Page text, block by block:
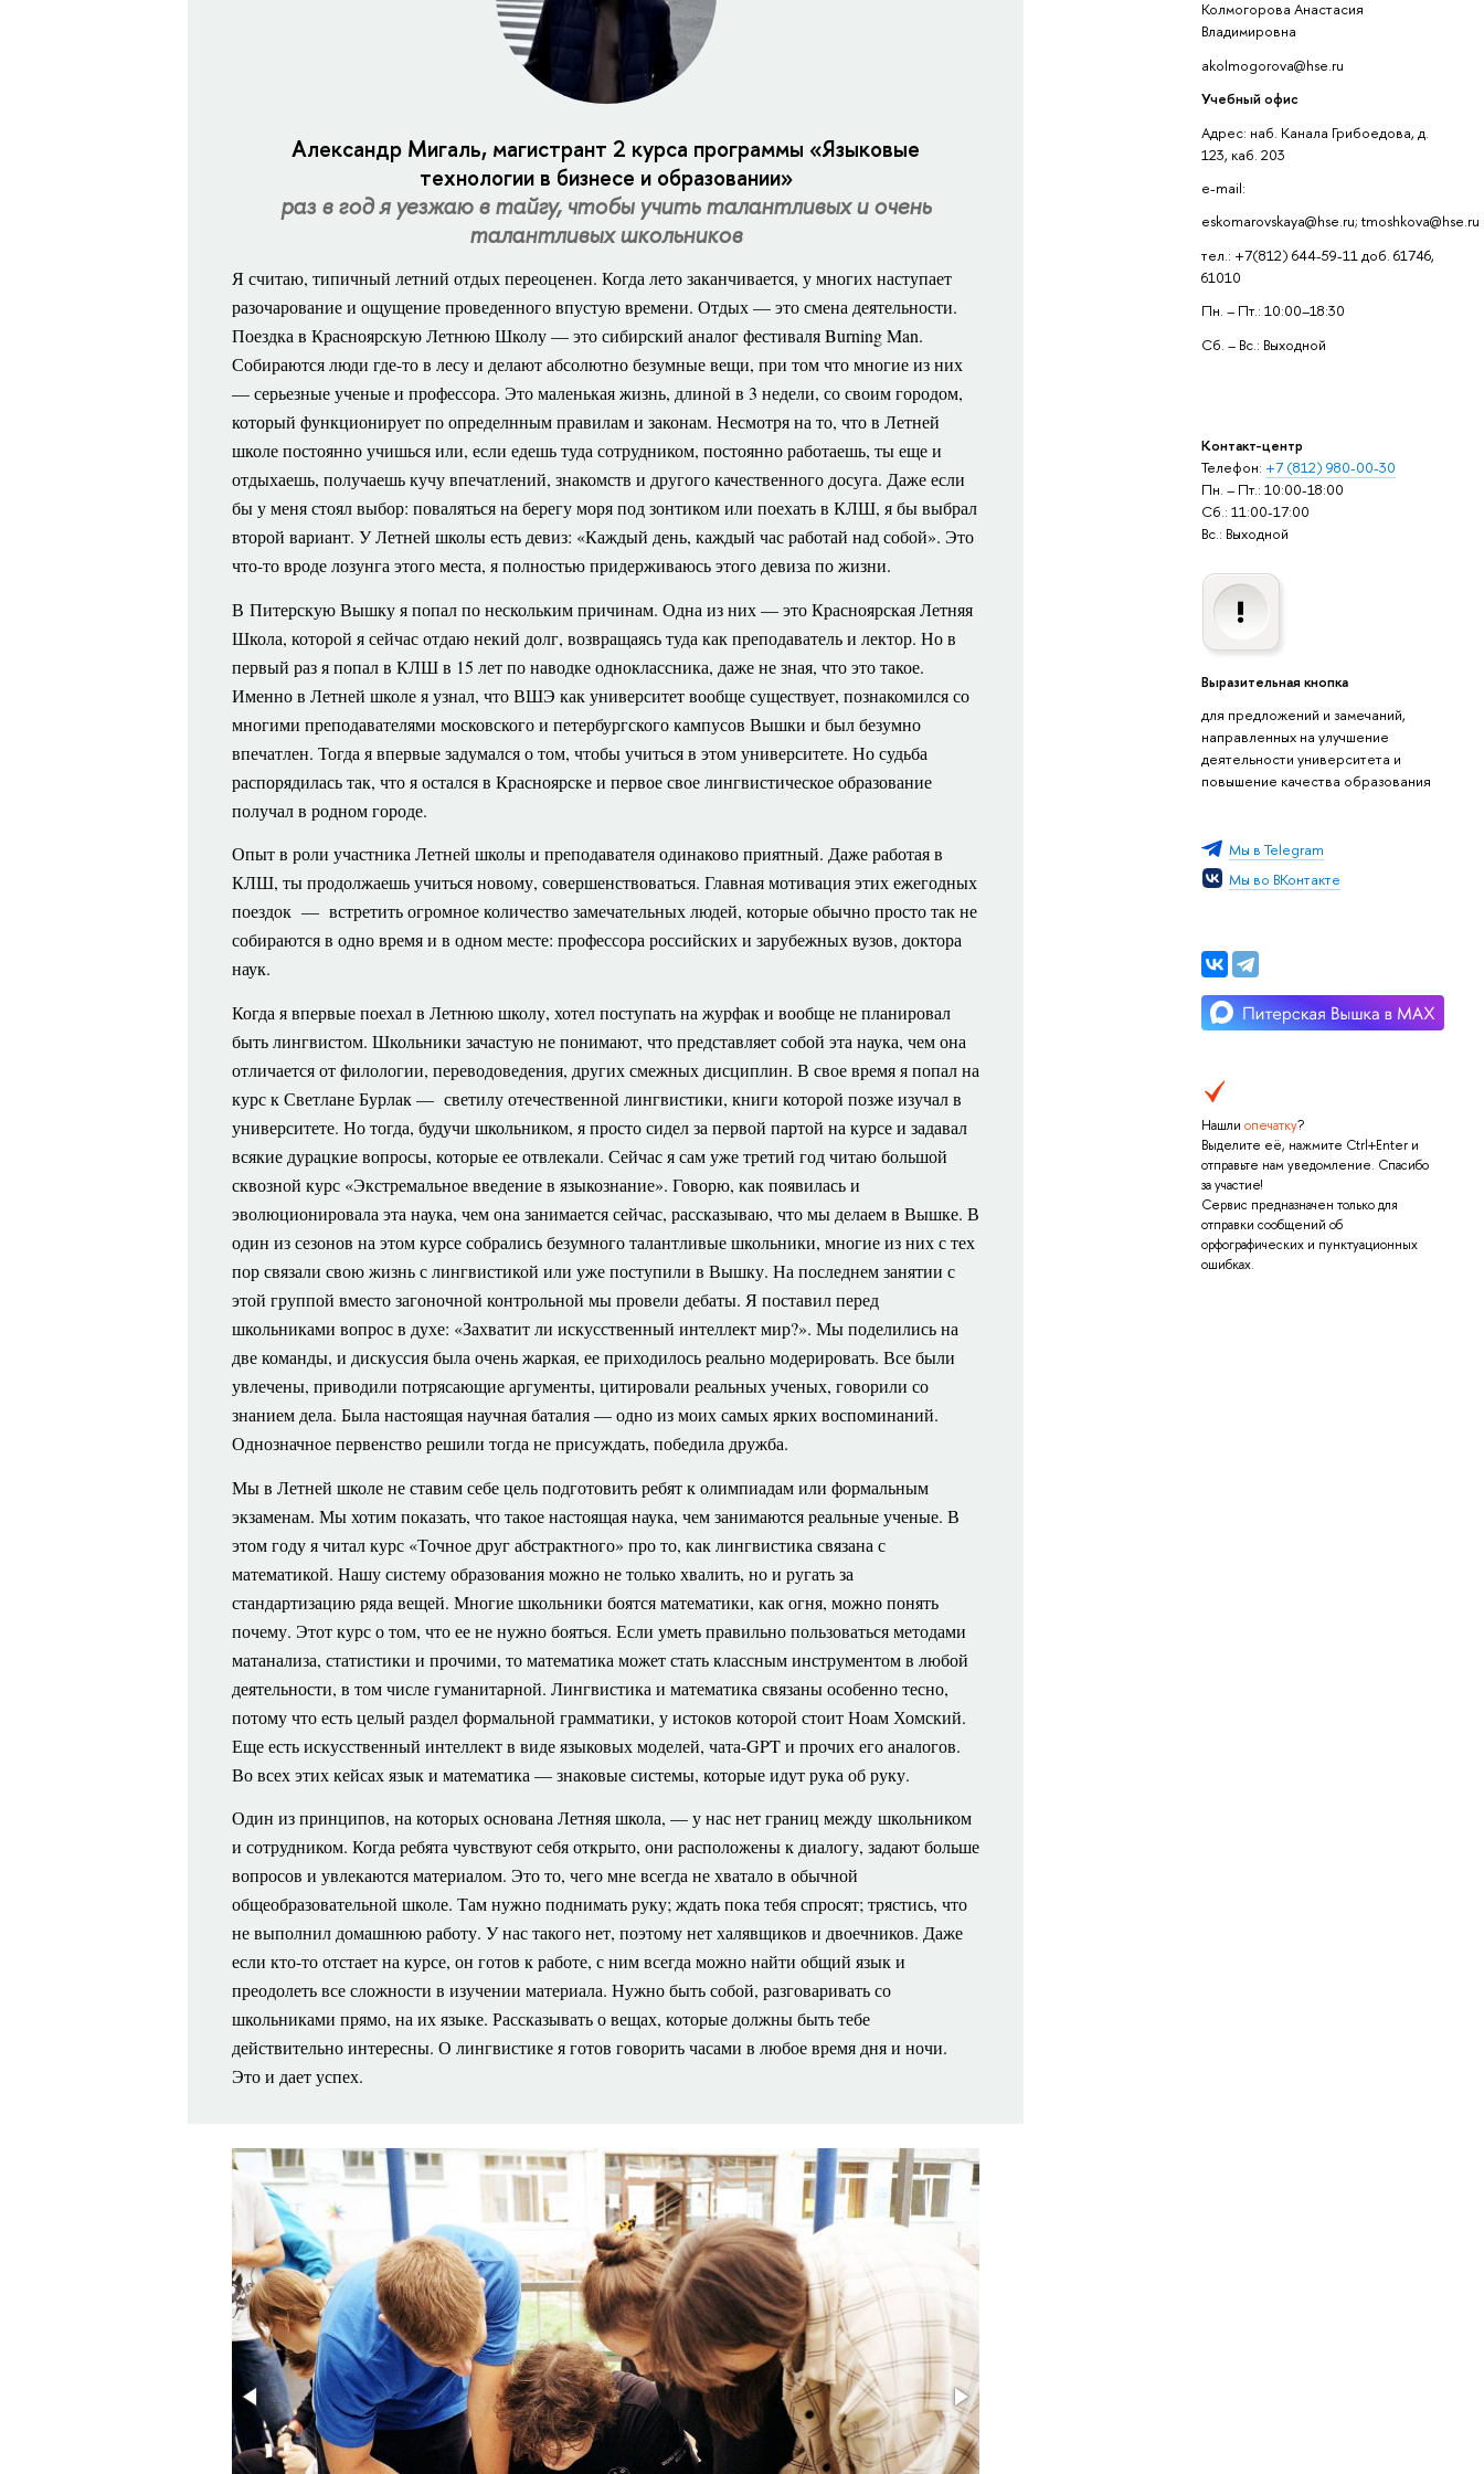
Колмогорова Анастасия
Владимировна
akolmogorova@hse.ru
Учебный офис
Адрес: наб. Канала Грибоедова, д.
123, каб. 203
e-mail:
eskomarovskaya@hse.ru; tmoshkova@hse.ru
тел.: +7(812) 644-59-11 доб. 61746,
61010
Пн. – Пт.: 10:00–18:30
Сб. – Вс.: Выходной
Контакт-центр
Телефон: +7 (812) 980-00-30
Пн. – Пт.: 10:00-18:00
Сб.: 11:00-17:00
Вс.: Выходной
Выразительная кнопка
для предложений и замечаний,
направленных на улучшение
деятельности университета и
повышение качества образования
Мы в Telegram
Мы во ВКонтакте
Нашли опечатку?
Выделите её, нажмите Ctrl+Enter и
отправьте нам уведомление. Спасибо
за участие!
Сервис предназначен только для
отправки сообщений об
орфографических и пунктуационных
ошибках.
Александр Мигаль, магистрант 2 курса программы «Языковые
технологии в бизнесе и образовании»
раз в год я уезжаю в тайгу, чтобы учить талантливых и очень
талантливых школьников
Я считаю, типичный летний отдых переоценен. Когда лето заканчивается, у многих наступает
разочарование и ощущение проведенного впустую времени. Отдых — это смена деятельности.
Поездка в Красноярскую Летнюю Школу — это сибирский аналог фестиваля Burning Man.
Собираются люди где-то в лесу и делают абсолютно безумные вещи, при том что многие из них
— серьезные ученые и профессора. Это маленькая жизнь, длиной в 3 недели, со своим городом,
который функционирует по определнным правилам и законам. Несмотря на то, что в Летней
школе постоянно учишься или, если едешь туда сотрудником, постоянно работаешь, ты еще и
отдыхаешь, получаешь кучу впечатлений, знакомств и другого качественного досуга. Даже если
бы у меня стоял выбор: поваляться на берегу моря под зонтиком или поехать в КЛШ, я бы выбрал
второй вариант. У Летней школы есть девиз: «Каждый день, каждый час работай над собой». Это
что-то вроде лозунга этого места, я полностью придерживаюсь этого девиза по жизни.
В Питерскую Вышку я попал по нескольким причинам. Одна из них — это Красноярская Летняя
Школа, которой я сейчас отдаю некий долг, возвращаясь туда как преподаватель и лектор. Но в
первый раз я попал в КЛШ в 15 лет по наводке одноклассника, даже не зная, что это такое.
Именно в Летней школе я узнал, что ВШЭ как университет вообще существует, познакомился со
многими преподавателями московского и петербургского кампусов Вышки и был безумно
впечатлен. Тогда я впервые задумался о том, чтобы учиться в этом университете. Но судьба
распорядилась так, что я остался в Красноярске и первое свое лингвистическое образование
получал в родном городе.
Опыт в роли участника Летней школы и преподавателя одинаково приятный. Даже работая в
КЛШ, ты продолжаешь учиться новому, совершенствоваться. Главная мотивация этих ежегодных
поездок — встретить огромное количество замечательных людей, которые обычно просто так не
собираются в одно время и в одном месте: профессора российских и зарубежных вузов, доктора
наук.
Когда я впервые поехал в Летнюю школу, хотел поступать на журфак и вообще не планировал
быть лингвистом. Школьники зачастую не понимают, что представляет собой эта наука, чем она
отличается от филологии, переводоведения, других смежных дисциплин. В свое время я попал на
курс к Светлане Бурлак — светилу отечественной лингвистики, книги которой позже изучал в
университете. Но тогда, будучи школьником, я просто сидел за первой партой на курсе и задавал
всякие дурацкие вопросы, которые ее отвлекали. Сейчас я сам уже третий год читаю большой
сквозной курс «Экстремальное введение в языкознание». Говорю, как появилась и
эволюционировала эта наука, чем она занимается сейчас, рассказываю, что мы делаем в Вышке. В
один из сезонов на этом курсе собрались безумного талантливые школьники, многие из них с тех
пор связали свою жизнь с лингвистикой или уже поступили в Вышку. На последнем занятии с
этой группой вместо загоночной контрольной мы провели дебаты. Я поставил перед
школьниками вопрос в духе: «Захватит ли искусственный интеллект мир?». Мы поделились на
две команды, и дискуссия была очень жаркая, ее приходилось реально модерировать. Все были
увлечены, приводили потрясающие аргументы, цитировали реальных ученых, говорили со
знанием дела. Была настоящая научная баталия — одно из моих самых ярких воспоминаний.
Однозначное первенство решили тогда не присуждать, победила дружба.
Мы в Летней школе не ставим себе цель подготовить ребят к олимпиадам или формальным
экзаменам. Мы хотим показать, что такое настоящая наука, чем занимаются реальные ученые. В
этом году я читал курс «Точное друг абстрактного» про то, как лингвистика связана с
математикой. Нашу систему образования можно не только хвалить, но и ругать за
стандартизацию ряда вещей. Многие школьники боятся математики, как огня, можно понять
почему. Этот курс о том, что ее не нужно бояться. Если уметь правильно пользоваться методами
матанализа, статистики и прочими, то математика может стать классным инструментом в любой
деятельности, в том числе гуманитарной. Лингвистика и математика связаны особенно тесно,
потому что есть целый раздел формальной грамматики, у истоков которой стоит Ноам Хомский.
Еще есть искусственный интеллект в виде языковых моделей, чата-GPT и прочих его аналогов.
Во всех этих кейсах язык и математика — знаковые системы, которые идут рука об руку.
Один из принципов, на которых основана Летняя школа, — у нас нет границ между школьником
и сотрудником. Когда ребята чувствуют себя открыто, они расположены к диалогу, задают больше
вопросов и увлекаются материалом. Это то, чего мне всегда не хватало в обычной
общеобразовательной школе. Там нужно поднимать руку; ждать пока тебя спросят; трястись, что
не выполнил домашнюю работу. У нас такого нет, поэтому нет халявщиков и двоечников. Даже
если кто-то отстает на курсе, он готов к работе, с ним всегда можно найти общий язык и
преодолеть все сложности в изучении материала. Нужно быть собой, разговаривать со
школьниками прямо, на их языке. Рассказывать о вещах, которые должны быть тебе
действительно интересны. О лингвистике я готов говорить часами в любое время дня и ночи.
Это и дает успех.